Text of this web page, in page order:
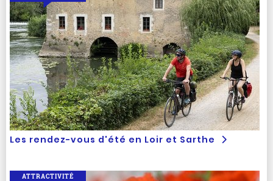
Les rendez-vous d'été en Loir et Sarthe
ATTRACTIVITÉ